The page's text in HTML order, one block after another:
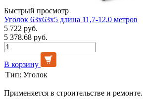
Быстрый просмотр
Уголок 63х63х5 длина 11,7-12,0 метров
5 722 руб.
5 378.68 руб.
В корзину
Тип: Уголок
Применяется в строительстве и ремонте.